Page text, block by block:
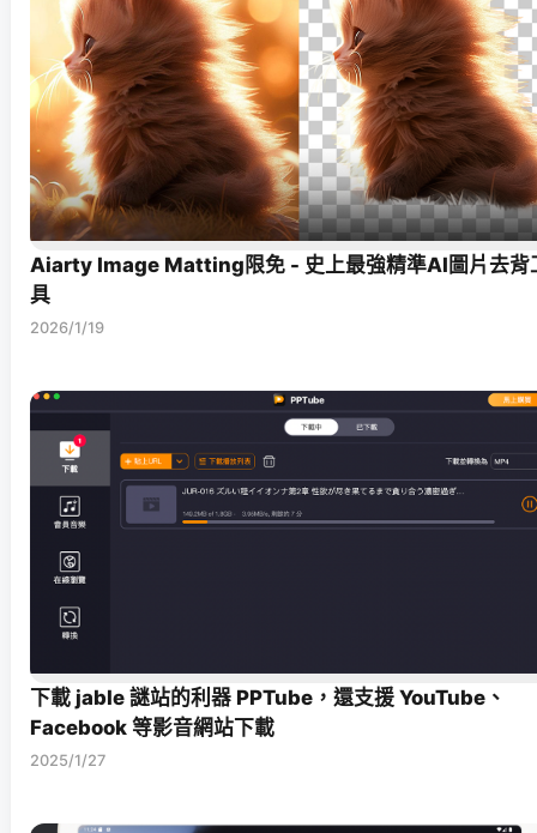
Aiarty Image Matting限免 - 史上最強精準AI圖片去背
具
2026/1/19
下載 jable 謎站的利器 PPTube，還支援 YouTube、
Facebook 等影音網站下載
2025/1/27